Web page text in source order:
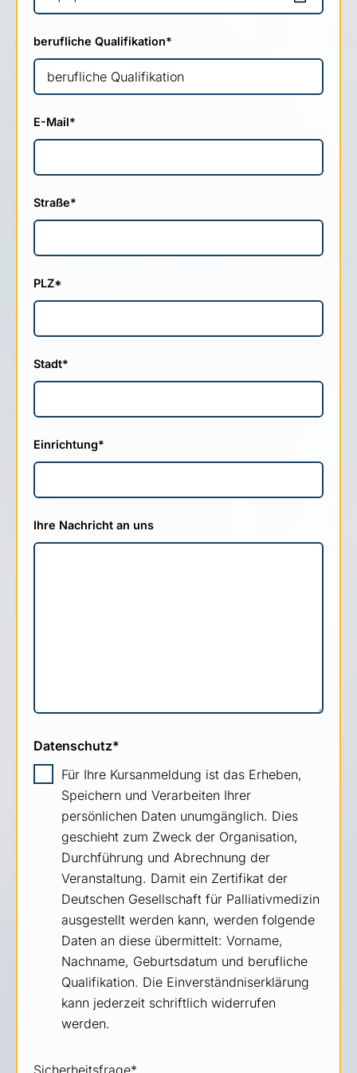
berufliche Qualifikation*
E-Mail*
Straße*
PLZ*
Stadt*
Einrichtung*
Ihre Nachricht an uns
Datenschutz*
Für Ihre Kursanmeldung ist das Erheben,
Speichern und Verarbeiten Ihrer
persönlichen Daten unumgänglich. Dies
geschieht zum Zweck der Organisation,
Durchführung und Abrechnung der
Veranstaltung. Damit ein Zertifikat der
Deutschen Gesellschaft für Palliativmedizin
ausgestellt werden kann, werden folgende
Daten an diese übermittelt: Vorname,
Nachname, Geburtsdatum und berufliche
Qualifikation. Die Einverständniserklärung
kann jederzeit schriftlich widerrufen
werden.